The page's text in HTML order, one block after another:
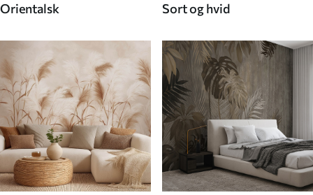
Orientalsk Sort og hvid